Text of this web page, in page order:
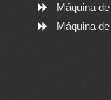
Máquina
Máquina